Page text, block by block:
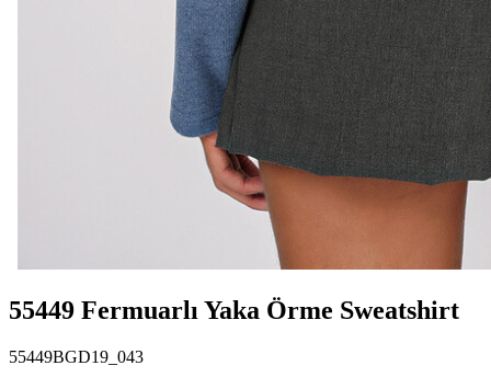
55449 Fermuarlı Yaka Örme Sweatshirt
55449BGD19_043